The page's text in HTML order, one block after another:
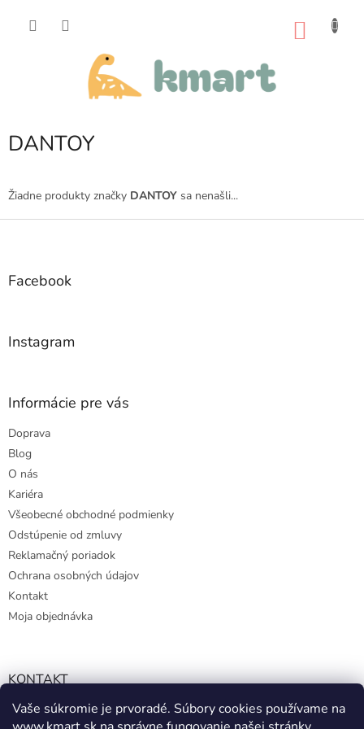
Vaše súkromie je prvoradé. Súbory cookies používame na
DANTOY
Žiadne produkty značky DANTOY sa nenašli...
Z
Facebook
Instagram
Informácie pre vás
Doprava
Blog
O nás
Kariéra
Všeobecné obchodné podmienky
Odstúpenie od zmluvy
Reklamačný poriadok
Ochrana osobných údajov
Kontakt
Moja objednávka
KONTAKT
info@kmart.sk